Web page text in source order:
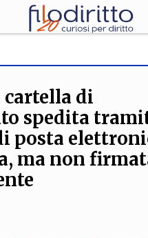
SOCIETÀ
MEDICINA
SCIENZA
STORIA E FILOSOFIA
INNOVAZIONE
cartella di
spedita
posta
ma non